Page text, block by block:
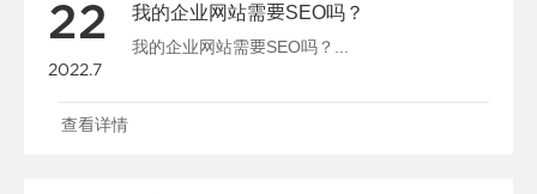
22
2022.7
我的企业网站需要SEO吗？
我的企业网站需要SEO吗？...
查看详情